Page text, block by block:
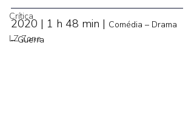
Crítica
LZ Zone
2020 | 1 h 48 min | Comédia – Drama
– Guerra